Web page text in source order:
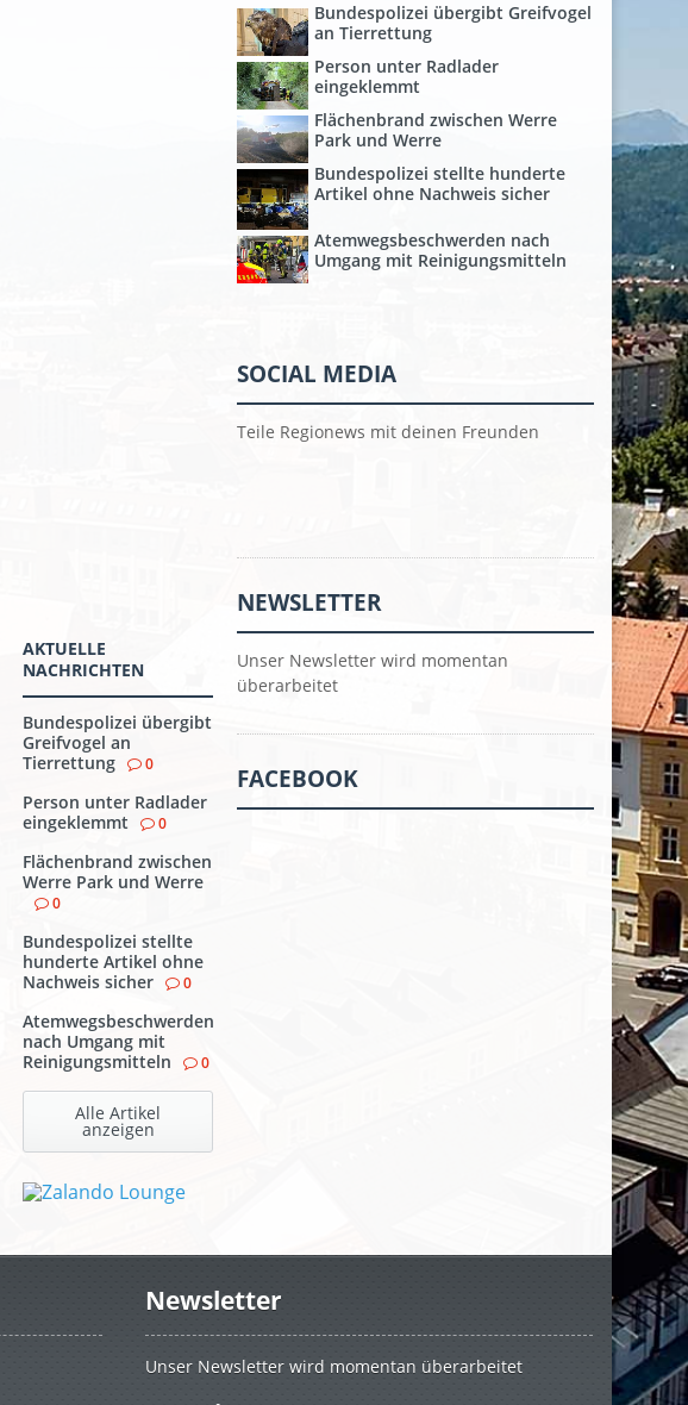
AKTUELLE
NACHRICHTEN
Bundespolizei übergibt
Greifvogel an
Tierrettung
0
Person unter Radlader
eingeklemmt
0
Flächenbrand zwischen
Werre Park und Werre
0
Bundespolizei stellte
hunderte Artikel ohne
Nachweis sicher
0
Atemwegsbeschwerden
nach Umgang mit
Reinigungsmitteln
0
Alle Artikel
anzeigen
Bundespolizei übergibt Greifvogel
an Tierrettung
Person unter Radlader
eingeklemmt
Flächenbrand zwischen Werre
Park und Werre
Bundespolizei stellte hunderte
Artikel ohne Nachweis sicher
Atemwegsbeschwerden nach
Umgang mit Reinigungsmitteln
SOCIAL MEDIA
Teile Regionews mit deinen Freunden
NEWSLETTER
Unser Newsletter wird momentan
überarbeitet
FACEBOOK
Newsletter
Unser Newsletter wird momentan überarbeitet